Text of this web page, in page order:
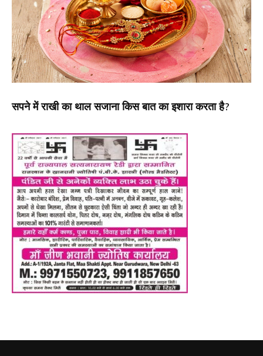
सपने में राखी का थाल सजाना किस बात का इशारा करता है?